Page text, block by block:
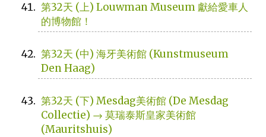
第32天 (上) Louwman Museum 獻給愛車人
的博物館！
第32天 (中) 海牙美術館 (Kunstmuseum
Den Haag)
第32天 (下) Mesdag美術館 (De Mesdag
Collectie) → 莫瑞泰斯皇家美術館
(Mauritshuis)